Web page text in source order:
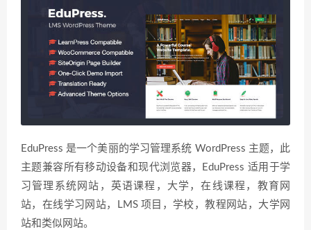
EduPress 是一个美丽的学习管理系统 WordPress 主题，此
主题兼容所有移动设备和现代浏览器，EduPress 适用于学
习管理系统网站，英语课程，大学，在线课程，教育网
站，在线学习网站，LMS 项目，学校，教程网站，大学网
站和类似网站。